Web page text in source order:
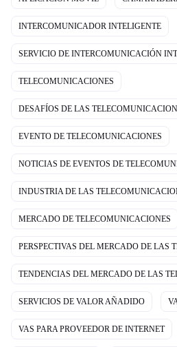
INTERCOMUNICADOR INTELIGENTE
SERVICIO DE INTERCOMUNICACIÓN
TELECOMUNICACIONES
DESAFÍOS DE LAS
EVENTO DE TELECOMUNICACIONES
NOTICIAS DE EVENTOS DE
INDUSTRIA DE LAS
MERCADO DE TELECOMUNICACIONES
PERSPECTIVAS DEL MERCADO DE LAS
TENDENCIAS DEL MERCADO DE LAS
SERVICIOS DE VALOR AÑADIDO
VAS PARA PROVEEDOR DE INTERNET